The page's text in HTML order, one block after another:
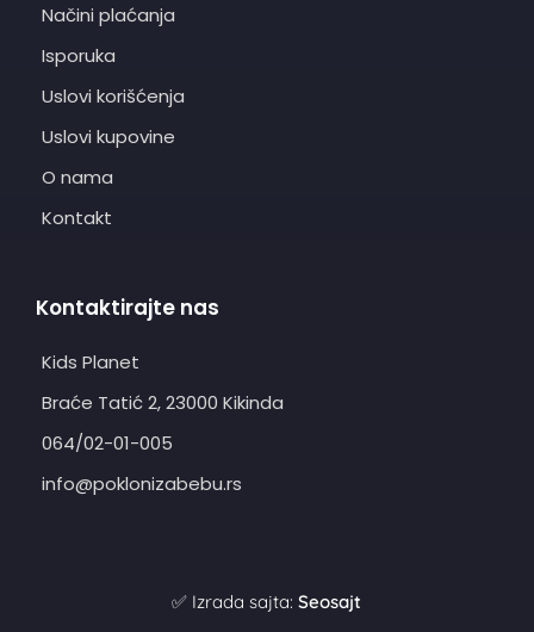
Načini plaćanja
Isporuka
Uslovi korišćenja
Uslovi kupovine
O nama
Kontakt
Kontaktirajte nas
Kids Planet
Braće Tatić 2, 23000 Kikinda
064/02-01-005
info@poklonizabebu.rs
✅ Izrada sajta:Seosajt